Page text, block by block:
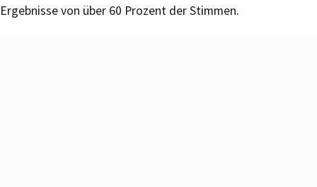
Ergebnisse von über 60 Prozent der Stimmen.